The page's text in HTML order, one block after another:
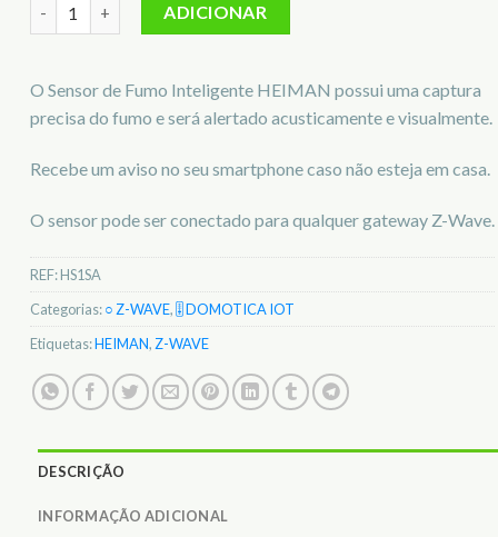
ADICIONAR
O Sensor de Fumo Inteligente HEIMAN possui uma captura
precisa do fumo e será alertado acusticamente e visualmente.
Recebe um aviso no seu smartphone caso não esteja em casa.
O sensor pode ser conectado para qualquer gateway Z-Wave.
REF:HS1SA
Categorias:○ Z-WAVE,🎚️ DOMOTICA IOT
Etiquetas:HEIMAN, Z-WAVE
DESCRIÇÃO
INFORMAÇÃO ADICIONAL